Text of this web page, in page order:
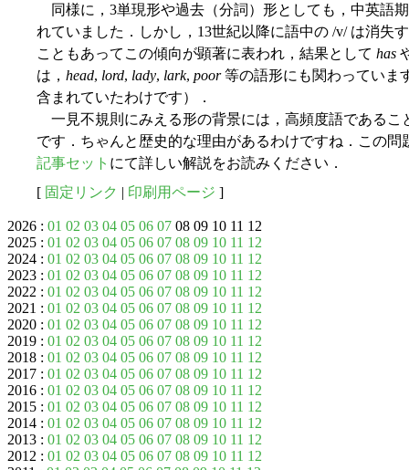
同様に，3単現形や過去（分詞）形としても，中英語
れていました．しかし，13世紀以降に語中の /v/ は消失
こともあってこの傾向が顕著に表われ，結果として has
は， head, lord, lady, lark, poor等の語形にも関わっていま
含まれていたわけです）．
一見不規則にみえる形の背景には，高頻度語であるこ
です．ちゃんと歴史的な理由があるわけですね．この問
記事セット にて詳しい解説をお読みください．
[ 固定リンク | 印刷用ページ ]
2026 : 01 02 03 04 05 06 07 08 09 10 11 12
2025 : 01 02 03 04 05 06 07 08 09 10 11 12
2024 : 01 02 03 04 05 06 07 08 09 10 11 12
2023 : 01 02 03 04 05 06 07 08 09 10 11 12
2022 : 01 02 03 04 05 06 07 08 09 10 11 12
2021 : 01 02 03 04 05 06 07 08 09 10 11 12
2020 : 01 02 03 04 05 06 07 08 09 10 11 12
2019 : 01 02 03 04 05 06 07 08 09 10 11 12
2018 : 01 02 03 04 05 06 07 08 09 10 11 12
2017 : 01 02 03 04 05 06 07 08 09 10 11 12
2016 : 01 02 03 04 05 06 07 08 09 10 11 12
2015 : 01 02 03 04 05 06 07 08 09 10 11 12
2014 : 01 02 03 04 05 06 07 08 09 10 11 12
2013 : 01 02 03 04 05 06 07 08 09 10 11 12
2012 : 01 02 03 04 05 06 07 08 09 10 11 12